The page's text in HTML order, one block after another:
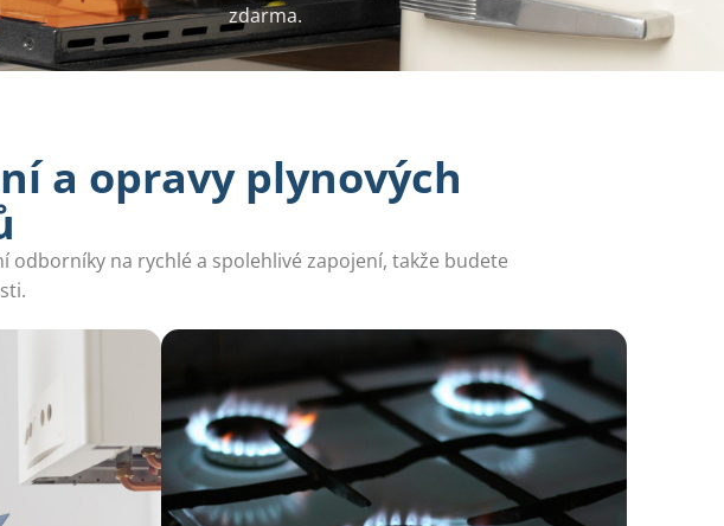
zdarma.
a opravy plynových
odborníky na rychlé a spolehlivé zapojení, takže budete